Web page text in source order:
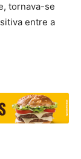
tornava-se
entre a